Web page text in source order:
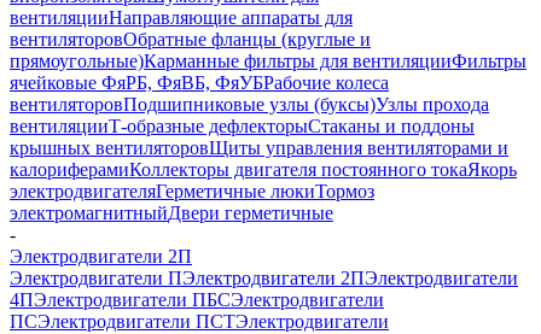
вентиляцииНаправляющие аппараты для
вентиляторовОбратные фланцы (круглые и
прямоугольные)Карманные фильтры для вентиляцииФильтры
ячейковые ФяРБ, ФяВБ, ФяУБРабочие колеса
вентиляторовПодшипниковые узлы (буксы)Узлы прохода
вентиляцииТ-образные дефлекторыСтаканы и поддоны
крышных вентиляторовЩиты управления вентиляторами и
калориферамиКоллекторы двигателя постоянного токаЯкорь
электродвигателяГерметичные люкиТормоз
электромагнитныйДвери герметичные
-
Электродвигатели 2П
Электродвигатели ПЭлектродвигатели 2ПЭлектродвигатели
4ПЭлектродвигатели ПБСЭлектродвигатели
ПСЭлектродвигатели ПСТЭлектродвигатели